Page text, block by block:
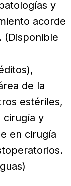
y
acorde
(Disponible
de la
estériles,
cirugía y
en cirugía